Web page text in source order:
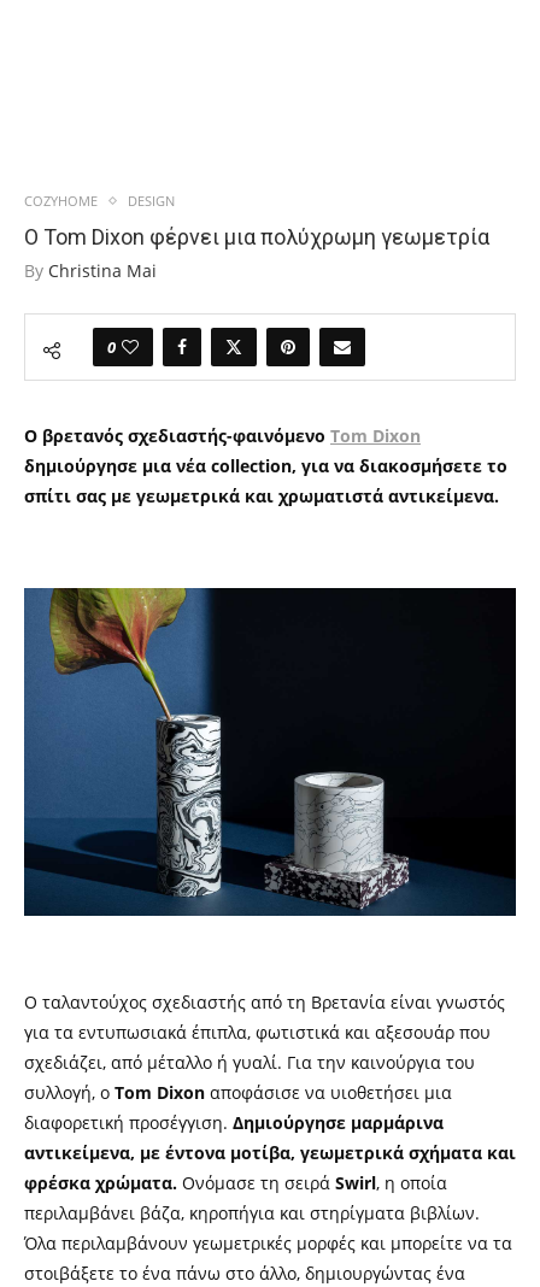
COZYHOME DESIGN
Ο Tom Dixon φέρνει μια πολύχρωμη γεωμετρία
By Christina Mai
0
Ο βρετανός σχεδιαστής-φαινόμενο Tom Dixon
δημιούργησε μια νέα collection, για να διακοσμήσετε το
σπίτι σας με γεωμετρικά και χρωματιστά αντικείμενα.
Ο ταλαντούχος σχεδιαστής από τη Βρετανία είναι γνωστός
για τα εντυπωσιακά έπιπλα, φωτιστικά και αξεσουάρ που
σχεδιάζει, από μέταλλο ή γυαλί. Για την καινούργια του
συλλογή, ο Tom Dixon αποφάσισε να υιοθετήσει μια
διαφορετική προσέγγιση. Δημιούργησε μαρμάρινα
αντικείμενα, με έντονα μοτίβα, γεωμετρικά σχήματα και
φρέσκα χρώματα. Ονόμασε τη σειρά Swirl, η οποία
περιλαμβάνει βάζα, κηροπήγια και στηρίγματα βιβλίων.
Όλα περιλαμβάνουν γεωμετρικές μορφές και μπορείτε να τα
στοιβάξετε το ένα πάνω στο άλλο, δημιουργώντας ένα